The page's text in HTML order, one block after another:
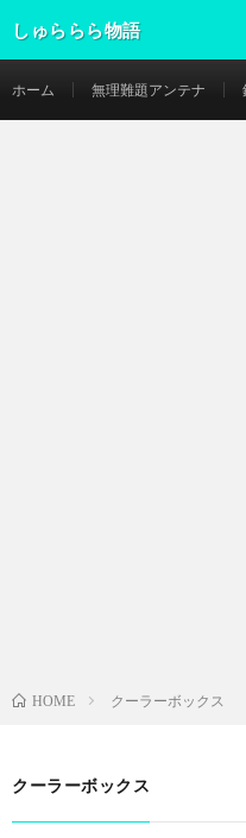
しゅららら物語
ホーム 無理難題アンテナ
HOME クーラーボックス
クーラーボックス